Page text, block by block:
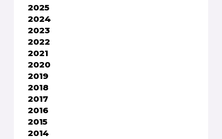
2025
2024
2023
2022
2021
2020
2019
2018
2017
2016
2015
2014